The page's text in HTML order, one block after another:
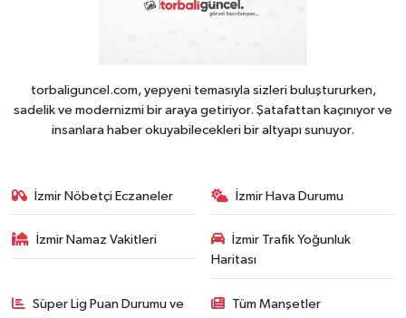
torbaliguncel.com, yepyeni temasıyla sizleri buluştururken,
sadelik ve modernizmi bir araya getiriyor. Şatafattan kaçınıyor ve
insanlara haber okuyabilecekleri bir altyapı sunuyor.
İzmir Nöbetçi Eczaneler İzmir Hava Durumu
İzmir Namaz Vakitleri
İzmir Trafik Yoğunluk
Haritası
Süper Lig Puan Durumu ve
Tüm Manşetler